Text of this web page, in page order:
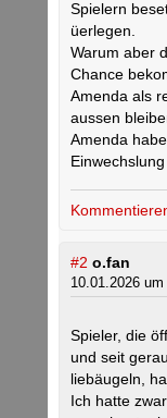
Spielern
üerlegen.
Warum aber
Chance
Amenda als
aussen
Amenda
#2 o.fan
10.01.2026
Spieler, die
und seit
liebäugeln,
Ich hatte